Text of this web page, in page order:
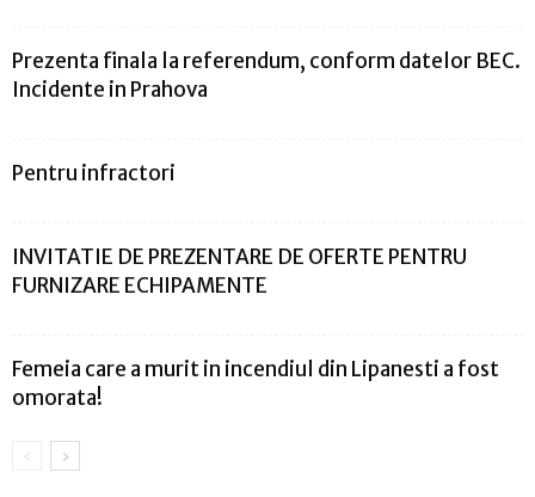
Prezenta finala la referendum, conform datelor BEC.
Incidente in Prahova
Pentru infractori
INVITATIE DE PREZENTARE DE OFERTE PENTRU
FURNIZARE ECHIPAMENTE
Femeia care a murit in incendiul din Lipanesti a fost
omorata!